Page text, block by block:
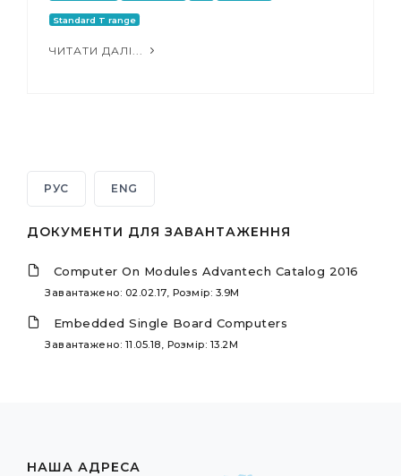
Standard T range
ЧИТАТИ ДАЛІ...
РУС ENG
ДОКУМЕНТИ ДЛЯ ЗАВАНТАЖЕННЯ
Computer On Modules Advantech Catalog 2016
Завантажено: 02.02.17, Розмір: 3.9M
Embedded Single Board Computers
Завантажено: 11.05.18, Розмір: 13.2M
НАША АДРЕСА